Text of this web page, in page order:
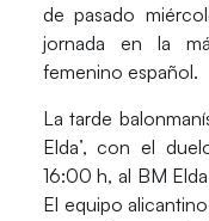
de pasado
jornada en la
femenino español.
La tarde
Elda’, con el
16:00 h, al BM
El equipo